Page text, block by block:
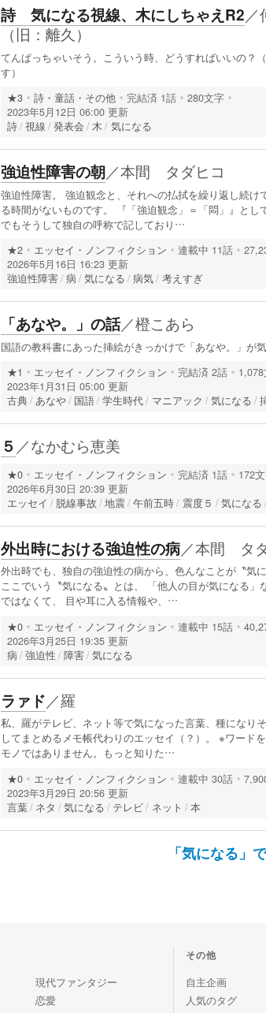
詩 気になる視線、木にしちゃえR2／
（旧：離久）
てんぱっちゃいそう。こういう時、どうすればいいの？
す）
★3 詩・童話・その他 完結済 1話
280文字
2023年5月12日 06:00 更新
詩 視線 発表会 木 気になる
強迫性障害の朝／本間 タダヒコ
強迫性障害。 強迫観念と、それへの払拭を繰り返し続け
る時間がないものです。 『「強迫観念」＝「悶」』とし
でもそうして独自の呼称で記しており…
★2 エッセイ・ノンフィクション 連載中 11話
2026年5月16日 16:23 更新
強迫性障害 病 気になる 病気 考えすぎ
「あなや。」の話／橙こあら
国語の教科書にあった挿絵がきっかけで「あなや。」が気
★1 エッセイ・ノンフィクション 完結済 2話
2023年1月31日 05:00 更新
古典 あなや 国語 学生時代 マニアック 気になる
５ ／なかむら恵美
★0 エッセイ・ノンフィクション 完結済 1話
172
2026年6月30日 20:39 更新
エッセイ
脱線事故 地震 午前五時 震度５ 気になる
外出時における強迫性の病／本間 タ
外出時でも、独自の強迫性の病から、色んなことが〝気に
ここでいう〝気になる〟とは、 「他人の目が気になる」
ではなくて、 目や耳に入る情報や、…
★0 エッセイ・ノンフィクション 連載中 15話
2026年3月25日 19:35 更新
病
強迫性 障害 気になる
ラァド／羅
私、羅がテレビ、ネット等で気になった言葉、種になり
してまとめるメモ帳代わりのエッセイ（？）。 ※ワード
モノではありません。もっと知りた…
★0 エッセイ・ノンフィクション 連載中 30話
2023年3月29日 20:56 更新
言葉
ネタ 気になる テレビ ネット 本
「気になる」
現代ファンタジー
恋愛
その他
自主企画
人気のタグ